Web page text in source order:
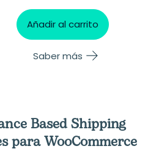
Añadir al carrito
Saber más
Based Shipping
para WooCommerce